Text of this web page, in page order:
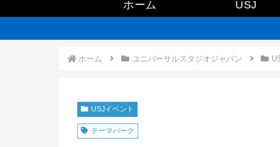
ホーム USJ
ホーム ユニバーサルスタジオジャパン
USJイベント
テーマパーク